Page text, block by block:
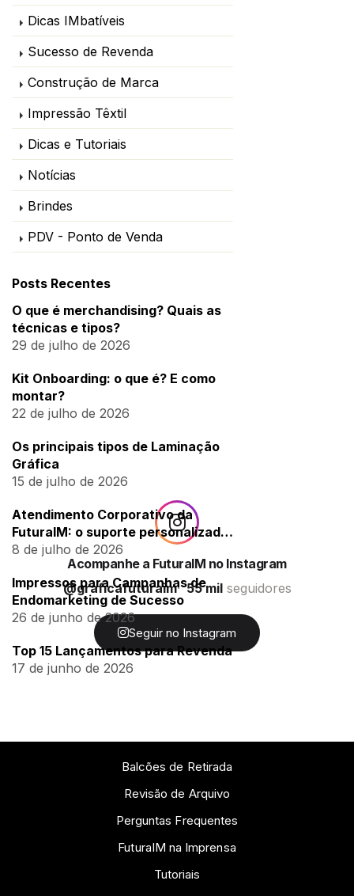
Dicas IMbatíveis
Sucesso de Revenda
Construção de Marca
Impressão Têxtil
Dicas e Tutoriais
Notícias
Brindes
PDV - Ponto de Venda
Posts Recentes
O que é merchandising? Quais as
técnicas e tipos?
29 de julho de 2026
Kit Onboarding: o que é? E como
montar?
22 de julho de 2026
Os principais tipos de Laminação
Gráfica
15 de julho de 2026
Atendimento Corporativo da
FuturaIM: o suporte personalizado
para empresas
8 de julho de 2026
Impressos para Campanhas de
Endomarketing de Sucesso
26 de junho de 2026
Top 15 Lançamentos para Revenda
17 de junho de 2026
Acompanhe a FuturaIM no Instagram
@graficafuturaim 55 milseguidores
Seguir no Instagram
Balcões de Retirada
Revisão de Arquivo
Perguntas Frequentes
FuturaIM na Imprensa
Tutoriais